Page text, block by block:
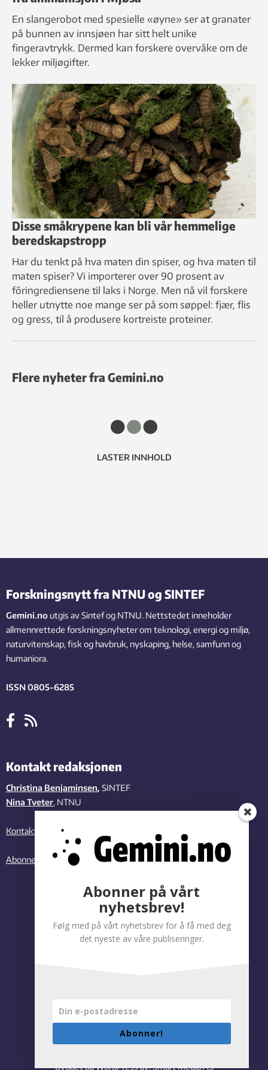
En slangerobot med spesielle «øyne» ser at granater
på bunnen av innsjøen har sitt helt unike
fingeravtrykk. Dermed kan forskere overvåke om de
lekker miljøgifter.
Disse småkrypene kan bli vår hemmelige
beredskapstropp
Har du tenkt på hva maten din spiser, og hva maten til
maten spiser? Vi importerer over 90 prosent av
fôringrediensene til laks i Norge. Men nå vil forskere
heller utnytte noe mange ser på som søppel: fjær, flis
og gress, til å produsere kortreiste proteiner.
Flere nyheter fra Gemini.no
LASTER INNHOLD
Forskningsnytt fra NTNU og SINTEF
Gemini.no utgis av Sintef og NTNU. Nettstedet inneholder
allmennrettede forskningsnyheter om teknologi, energi og miljø,
naturvitenskap, fisk og havbruk, nyskaping, helse, samfunn og
humaniora.
ISSN 0805-6285
Kontakt redaksjonen
Christina Benjaminsen, SINTEF
Nina Tveter, NTNU
Kontakt oss
Abonner på vårt nyhetsbrev
Personvernregler|Tilgjengelighetserklæring
Bygget på WordPress av:Smart Media AS
Abonner på vårt
nyhetsbrev!
Følg med på vårt nyhetsbrev for å få med deg
det nyeste av våre publiseringer.
Abonner!